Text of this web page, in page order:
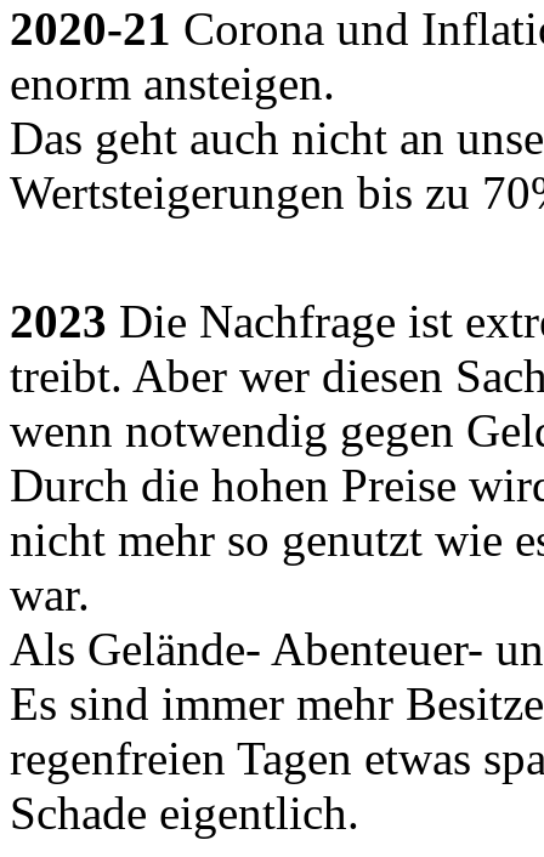
2020-21 Corona und
enorm ansteigen.
Das geht auch nicht an
Wertsteigerungen bis zu
2023 Die Nachfrage ist
treibt. Aber wer diesen
wenn notwendig gegen
Durch die hohen Preise
nicht mehr so genutzt wie
war.
Als Gelände- Abenteuer-
Es sind immer mehr
regenfreien Tagen etwas
Schade eigentlich.